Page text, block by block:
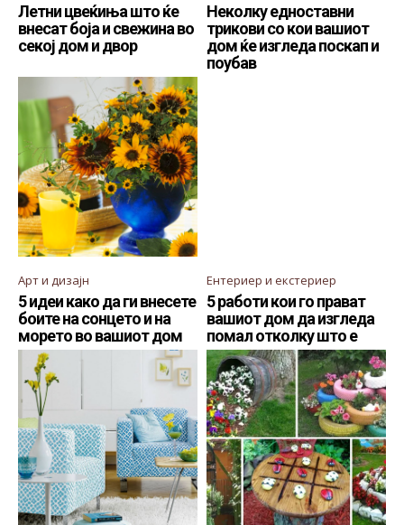
Летни цвеќиња што ќе
внесат боја и свежина во
секој дом и двор
Неколку едноставни
трикови со кои вашиот
дом ќе изгледа поскап и
поубав
Арт и дизајн
5 идеи како да ги внесете
боите на сонцето и на
морето во вашиот дом
Ентериер и екстериер
5 работи кои го прават
вашиот дом да изгледа
помал отколку што е